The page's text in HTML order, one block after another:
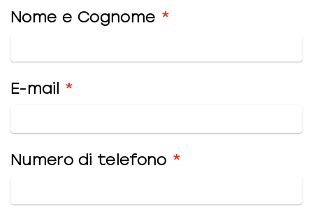
Nome e Cognome
E-mail
Numero di telefono